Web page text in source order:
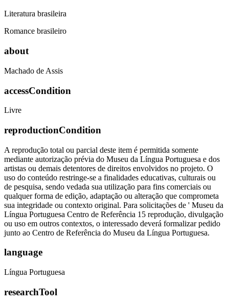
Literatura brasileira
Romance brasileiro
about
Machado de Assis
accessCondition
Livre
reproductionCondition
A reprodução total ou parcial deste item é permitida somente
mediante autorização prévia do Museu da Língua Portuguesa e dos
artistas ou demais detentores de direitos envolvidos no projeto. O
uso do conteúdo restringe-se a finalidades educativas, culturais ou
de pesquisa, sendo vedada sua utilização para fins comerciais ou
qualquer forma de edição, adaptação ou alteração que comprometa
sua integridade ou contexto original. Para solicitações de ' Museu da
Língua Portuguesa Centro de Referência 15 reprodução, divulgação
ou uso em outros contextos, o interessado deverá formalizar pedido
junto ao Centro de Referência do Museu da Língua Portuguesa.
language
Língua Portuguesa
researchTool